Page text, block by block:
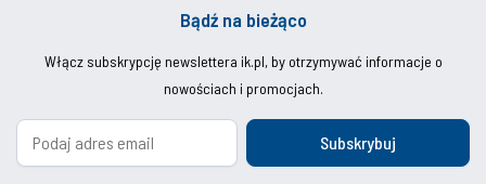
Bądź na bieżąco
Włącz subskrypcję newslettera ik.pl, by otrzymywać informacje o
nowościach i promocjach.
Subskrybuj